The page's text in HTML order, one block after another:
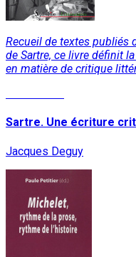
Recueil de textes publiés
de Sartre, ce livre définit
en matière de critique
Sartre. Une écriture
Jacques Deguy